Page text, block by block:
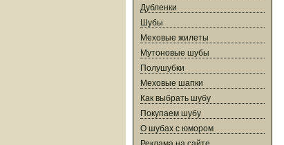
Дубленки
Шубы
Меховые жилеты
Мутоновые шубы
Полушубки
Меховые шапки
Как выбрать шубу
Покупаем шубу
О шубах с юмором